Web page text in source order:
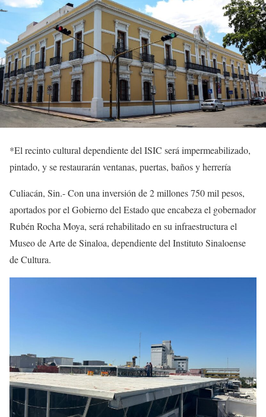
*El recinto cultural dependiente del ISIC será impermeabilizado,
pintado, y se restaurarán ventanas, puertas, baños y herrería
Culiacán, Sin.-Con una inversión de 2 millones 750 mil pesos,
aportados por el Gobierno del Estado que encabeza el gobernador
Rubén Rocha Moya, será rehabilitado en su infraestructura el
Museo de Arte de Sinaloa, dependiente del Instituto Sinaloense
de Cultura.